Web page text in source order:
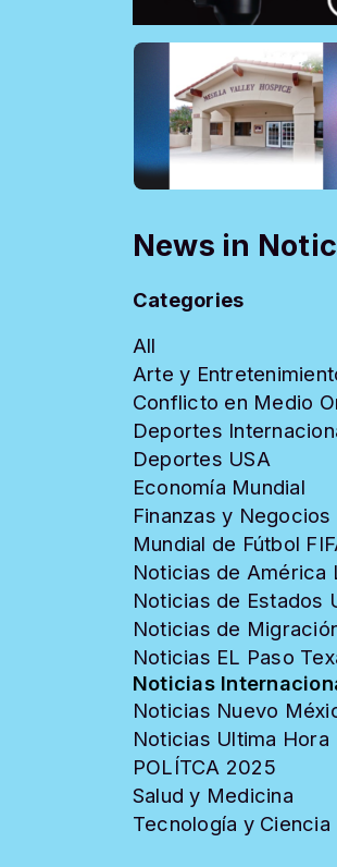
News in
Categories
All
Arte y
Conflicto en Medio
Deportes
Deportes USA
Economía Mundial
Finanzas y Negocios
Mundial de Fútbol
Noticias de América
Noticias de Estados
Noticias de
Noticias EL Paso
Noticias
Noticias Nuevo
Noticias Ultima Hora
POLÍTCA 2025
Salud y Medicina
Tecnología y Ciencia